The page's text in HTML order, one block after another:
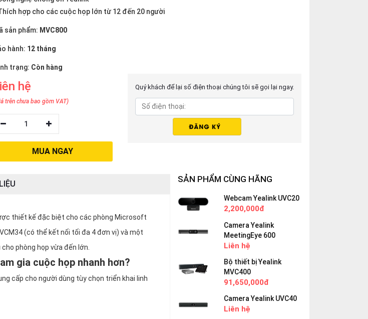
hợp cho các cuộc họp lớn từ 12 đến 20 người
sản phẩm: MVC800
hành: 12 tháng
trạng: Còn hàng
hệ
trên chưa bao gồm VAT)
1
MUA NGAY
Quý khách để lại số điện thoại chúng tôi sẽ gọi lại ngay.
thiết kế đặc biệt cho các phòng Microsoft
(có thể kết nối tối đa 4 đơn vị) và một
phòng họp vừa đến lớn.
gia cuộc họp nhanh hơn?
cấp cho người dùng tùy chọn triển khai linh
SẢN PHẨM CÙNG HÃNG
Webcam Yealink UVC20
2,200,000đ
Camera Yealink
MeetingEye 600
Liên hệ
Bộ thiết bị Yealink
MVC400
91,650,000đ
Camera Yealink UVC40
Liên hệ